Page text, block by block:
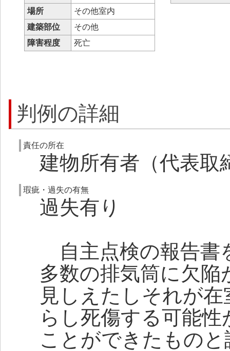
場所
その他室内
建築部位
その他
障害程度
死亡
判例の詳細
責任の所在
建物所有者（代表取
瑕疵・過失の有無
過失有り
自主点検の報告書
多数の排気筒に欠
見しえたしそれが
らし死傷する可能
ことができたもの